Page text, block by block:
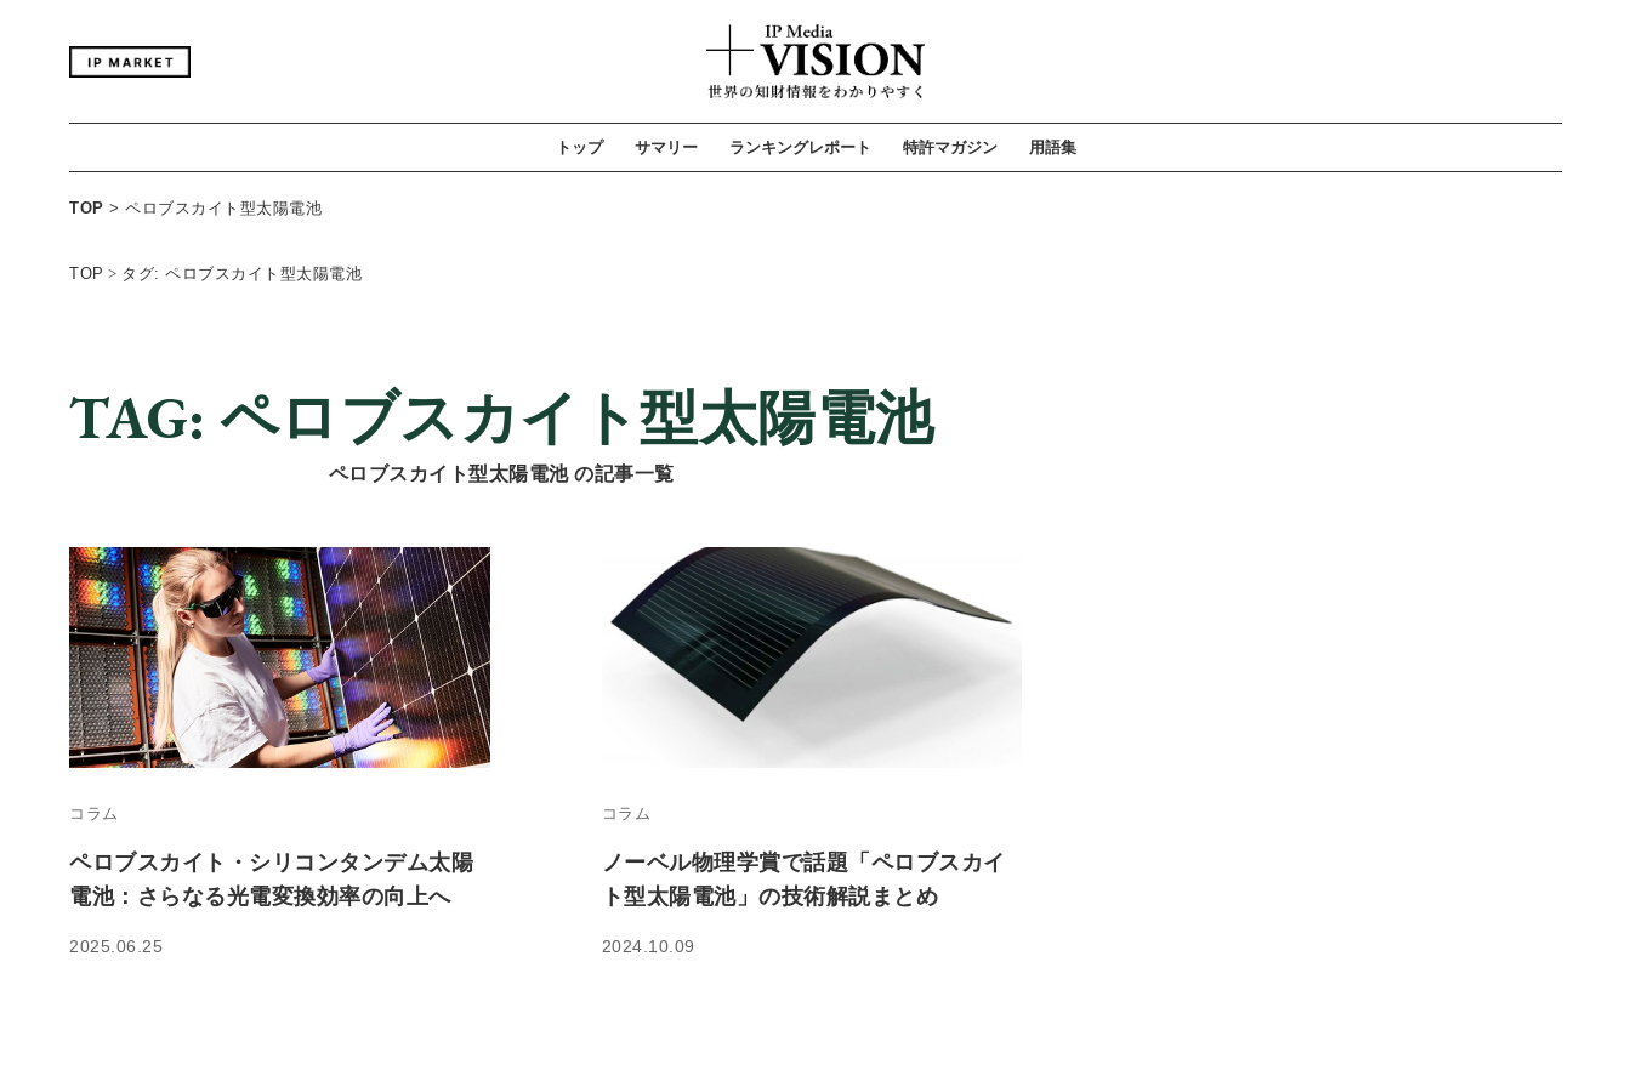
トップ サマリー ランキングレポート 特許マガジン 用語集
TOP > ペロブスカイト型太陽電池
TOP > タグ: ペロブスカイト型太陽電池
TAG: ペロブスカイト型太陽電池
ペロブスカイト型太陽電池 の記事一覧
コラム
ペロブスカイト・シリコンタンデム太陽
電池：さらなる光電変換効率の向上へ
2025.06.25
コラム
ノーベル物理学賞で話題「ペロブスカイ
ト型太陽電池」の技術解説まとめ
2024.10.09